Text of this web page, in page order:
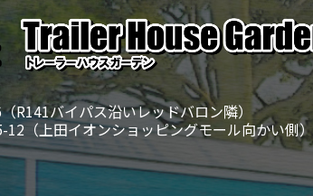
R141バイパス沿いレッドバロン隣）
（上田イオンショッピングモール向かい側）